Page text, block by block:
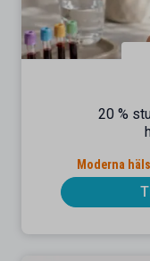
20 %
Moderna